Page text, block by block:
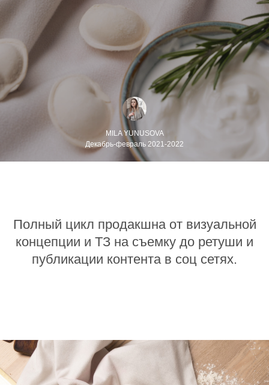
MILA YUNUSOVA
Декабрь-февраль 2021-2022
Полный цикл продакшна от визуальной
концепции и ТЗ на съемку до ретуши и
публикации контента в соц сетях.